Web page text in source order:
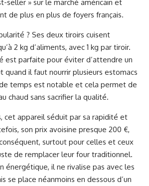
seller » sur le marché américain et
de plus en plus de foyers français.
? Ses deux tiroirs cuisent
2 kg d’aliments, avec 1 kg par tiroir.
est parfaite pour éviter d’attendre un
quand il faut nourrir plusieurs estomacs
temps est notable et cela permet de
chaud sans sacrifier la qualité.
cet appareil séduit par sa rapidité et
son prix avoisine presque 200 €,
surtout pour celles et ceux
de remplacer leur four traditionnel.
énergétique, il ne rivalise pas avec les
se place néanmoins en dessous d’un